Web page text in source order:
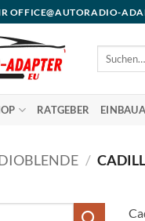
OFFICE@AUTORADIO-
Suchen
RATGEBER
/